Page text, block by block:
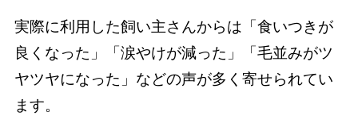
実際に利用した飼い主さんからは「食いつきが
良くなった」「涙やけが減った」「毛並みがツ
ヤツヤになった」などの声が多く寄せられてい
ます。